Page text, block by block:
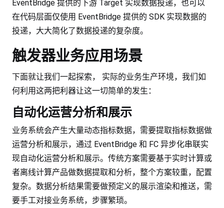
EventBridge 提供的下游 Target 实现数据投递，也可以
在代码层面仅使用 EventBridge 提供的 SDK 实现数据的
投递，大大简化了数据投递的复杂度。
触发器业务应用场景
下面就让我们一起探索， 实际的业务生产环境，我们如
何利用这两把利器让这一切简单的发生：
自动化运营分析和展示
业务系统会产生大量动态指标数据，需要提取指标数据做
运营分析和展示，通过 EventBridge 和 FC 异步化串联实
现自动化运营分析和展示。传统方案需要基于实时计算或
者离线计算产品做数据提取和分析，整个方案较重，配置
复杂。数据分析结果需要做预定义的展示渲染和推送，需
要手工对接业务系统，步骤繁琐。